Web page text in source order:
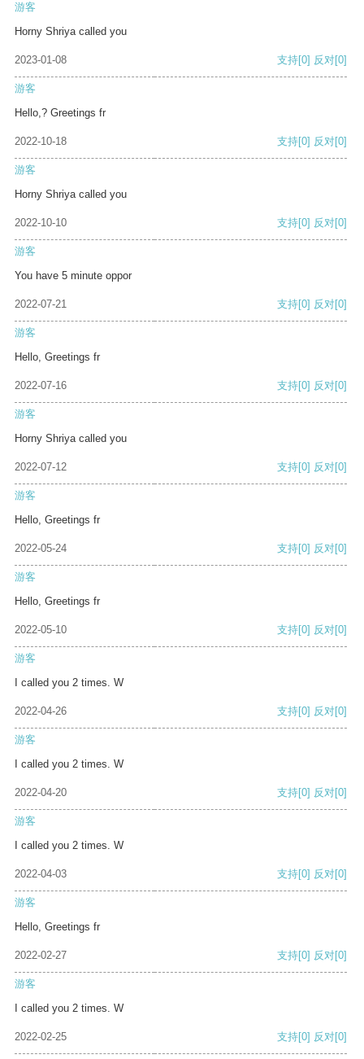
游客
Horny Shriya called you
2023-01-08 支持[0] 反对[0]
游客
Hello,? Greetings fr
2022-10-18 支持[0] 反对[0]
游客
Horny Shriya called you
2022-10-10 支持[0] 反对[0]
游客
You have 5 minute oppor
2022-07-21 支持[0] 反对[0]
游客
Hello, Greetings fr
2022-07-16 支持[0] 反对[0]
游客
Horny Shriya called you
2022-07-12 支持[0] 反对[0]
游客
Hello, Greetings fr
2022-05-24 支持[0] 反对[0]
游客
Hello, Greetings fr
2022-05-10 支持[0] 反对[0]
游客
I called you 2 times. W
2022-04-26 支持[0] 反对[0]
游客
I called you 2 times. W
2022-04-20 支持[0] 反对[0]
游客
I called you 2 times. W
2022-04-03 支持[0] 反对[0]
游客
Hello, Greetings fr
2022-02-27 支持[0] 反对[0]
游客
I called you 2 times. W
2022-02-25 支持[0] 反对[0]